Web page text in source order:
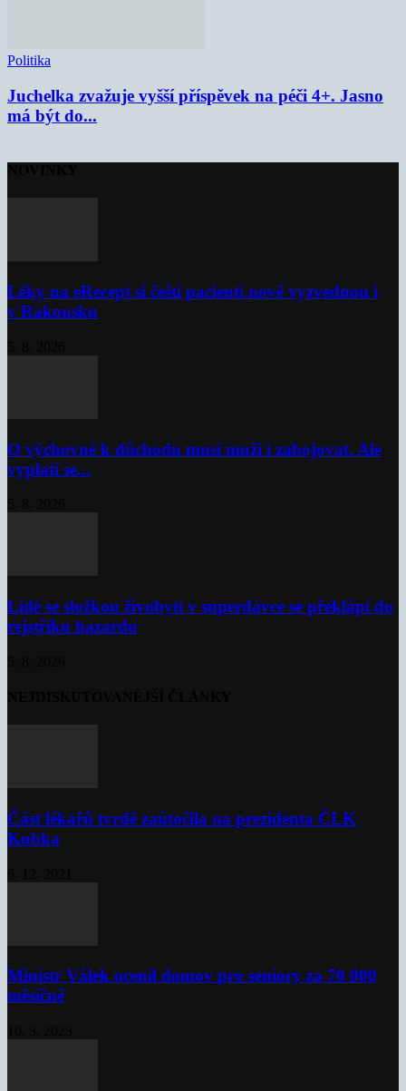
Politika
Juchelka zvažuje vyšší příspěvek na péči 4+. Jasno
má být do...
Léky na eRecept si čeští pacienti nově vyzvednou i
v Rakousku
O výchovné k důchodu musí muži i zabojovat. Ale
vyplatí se...
Lidé se složkou živobytí v superdávce se překlápí do
rejstříku hazardu
Část lékařů tvrdě zaútočila na prezidenta ČLK
Kubka
Ministr Válek ocenil domov pro seniory za 70 000
měsíčně